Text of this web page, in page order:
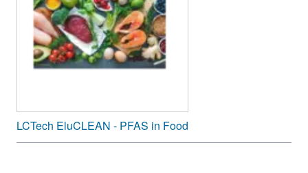
LCTech EluCLEAN - PFAS in Food